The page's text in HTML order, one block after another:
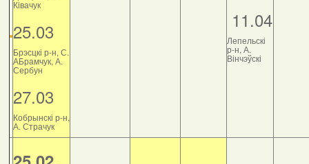
Ківачук
25.03
Брэсцкі р-н, С.
АБрамчук, А.
Сербун
27.03
Кобрынскі р-н,
А. Страчук
11.04
Лепельскі
р-н, А.
Вінчэўскі